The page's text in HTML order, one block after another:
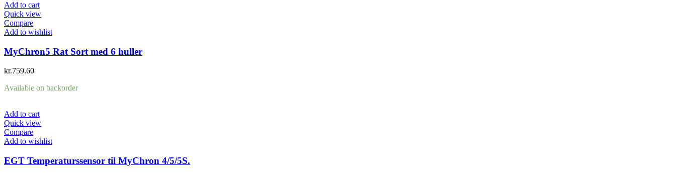
Add to cart
Quick view
Compare
Add to wishlist
MyChron5 Rat Sort med 6 huller
kr.759.60
Available on backorder
Add to cart
Quick view
Compare
Add to wishlist
EGT Temperaturssensor til MyChron 4/5/5S.